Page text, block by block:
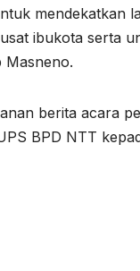
mendekatkan
ibukota serta
Masneno.
berita acara
BPD NTT